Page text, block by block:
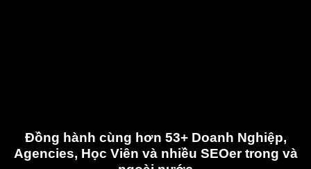
Đồng hành cùng hơn 53+ Doanh Nghiệp,
Agencies, Học Viên và nhiều SEOer trong và